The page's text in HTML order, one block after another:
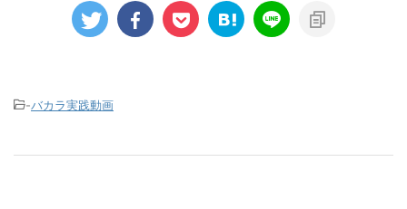
-バカラ実践動画